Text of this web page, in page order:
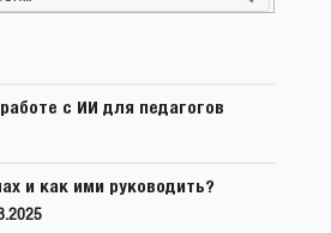
с ИИ для педагогов
и как ими руководить?